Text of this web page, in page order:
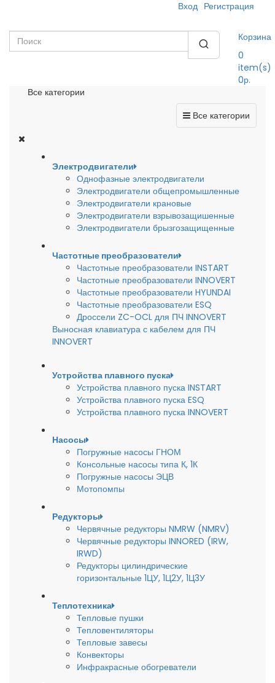
Вход Регистрация
Корзина
0
item(s)
0р.
Все категории
Все категории
Электродвигатели
Однофазные электродвигатели
Электродвигатели общепромышленные
Электродвигатели крановые
Электродвигатели взрывозащишенные
Электродвигатели брызгозащищенные
Частотные преобразователи
Частотные преобразователи INSTART
Частотные преобразователи INNOVERT
Частотные преобразователи HYUNDAI
Частотные преобразователи ESQ
Дроссели ZC-OCL для ПЧ INNOVERT
Выносная клавиатура с кабелем для ПЧ
INNOVERT
Устройства плавного пуска
Устройства плавного пуска INSTART
Устройства плавного пуска ESQ
Устройства плавного пуска INNOVERT
Насосы
Погружные насосы ГНОМ
Консольные насосы типа К, 1К
Погружные насосы ЭЦВ
Мотопомпы
Редукторы
Червячные редукторы NMRW (NMRV)
Червячные редукторы INNORED (IRW,
IRWD)
Редукторы цилиндрические
горизонтальные 1ЦУ, 1Ц2У, 1Ц3У
Теплотехника
Тепловые пушки
Тепловентиляторы
Тепловые завесы
Конвекторы
Инфракрасные обогреватели